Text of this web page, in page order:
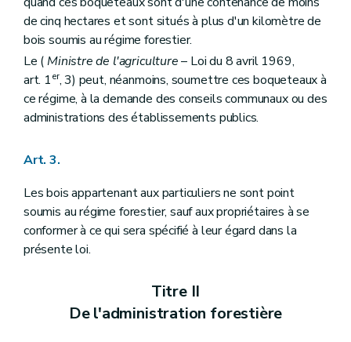
Art. 69
Titre VII Réarpentages et recolements
Art. 70
Art. 71
Art. 72
Art. 73
Art. 74
Art. 75
Art. 78
Art. 79
Art. 80
Art. 81
Art. 82
Art. 83
Art. 85
de cinq hectares et sont situés à plus d'un kilomètre de
bois soumis au régime forestier.
Le (Ministre de l'agriculture– Loi du 8 avril 1969,
art. 1er, 3) peut, néanmoins, soumettre ces boqueteaux à
ce régime, à la demande des conseils communaux ou des
administrations des établissements publics.
Art. 3.
Les bois appartenant aux particuliers ne sont point
soumis au régime forestier, sauf aux propriétaires à se
conformer à ce qui sera spécifié à leur égard dans la
présente loi.
Titre II
De l'administration forestière